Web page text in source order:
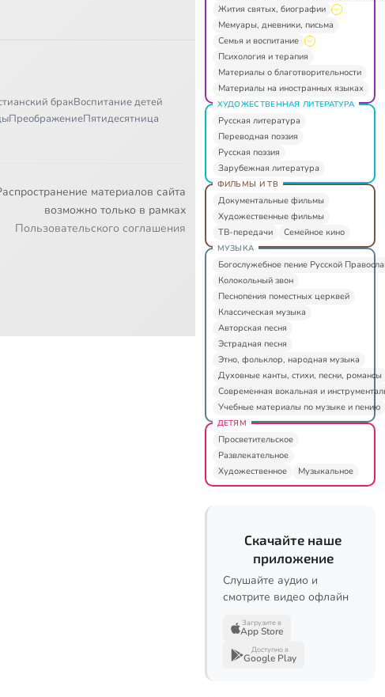
бракВоспитание детей
ПреображениеПятидесятница
материалов сайта
возможно только в рамках
Пользовательского соглашения
Жития святых, биографии
Мемуары, дневники, письма
Семья и воспитание
Психология и терапия
Материалы о благотворительности
Материалы на иностранных языках
ХУДОЖЕСТВЕННАЯ ЛИТЕРАТУРА
Русская литература
Переводная поэзия
Русская поэзия
Зарубежная литература
ФИЛЬМЫ И ТВ
Документальные фильмы
Художественные фильмы
ТВ-передачи
Семейное кино
МУЗЫКА
Богослужебное пение Русской
Колокольный звон
Песнопения поместных церквей
Классическая музыка
Авторская песня
Эстрадная песня
Этно, фольклор, народная музыка
Духовные канты, стихи, песни, романсы
Современная вокальная и
Учебные материалы по музыке и пению
ДЕТЯМ
Просветительское
Развлекательное
Художественное
Музыкальное
Скачайте наше
приложение
Слушайте аудио и
смотрите видео офлайн
Загрузите в
App Store
Доступно в
Google Play